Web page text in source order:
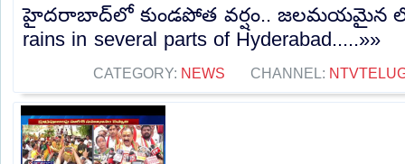
హైదరాబాద్‌లో కుండపోత వర్షం.. జలమయమైన
rains in several parts of Hyderabad.....»»
CATEGORY: NEWS CHANNEL: